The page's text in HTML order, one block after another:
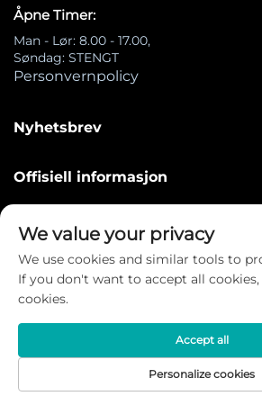
Åpne Timer:
Man - Lør: 8.00 - 17.00,
Søndag: STENGT
Personvernpolicy
Nyhetsbrev
Offisiell informasjon
1490 Central Street Stoughton MA
+86 15251612520
[email protected]
We value your privacy
We use cookies and similar tools to
If you don't want to accept all
cookies.
Personalize cookies
Accept all